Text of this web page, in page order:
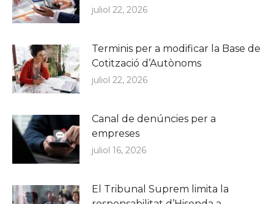
juliol 22, 2026
Terminis per a modificar la Base de
Cotització d’Autònoms
juliol 22, 2026
Canal de denúncies per a
empreses
juliol 16, 2026
El Tribunal Suprem limita la